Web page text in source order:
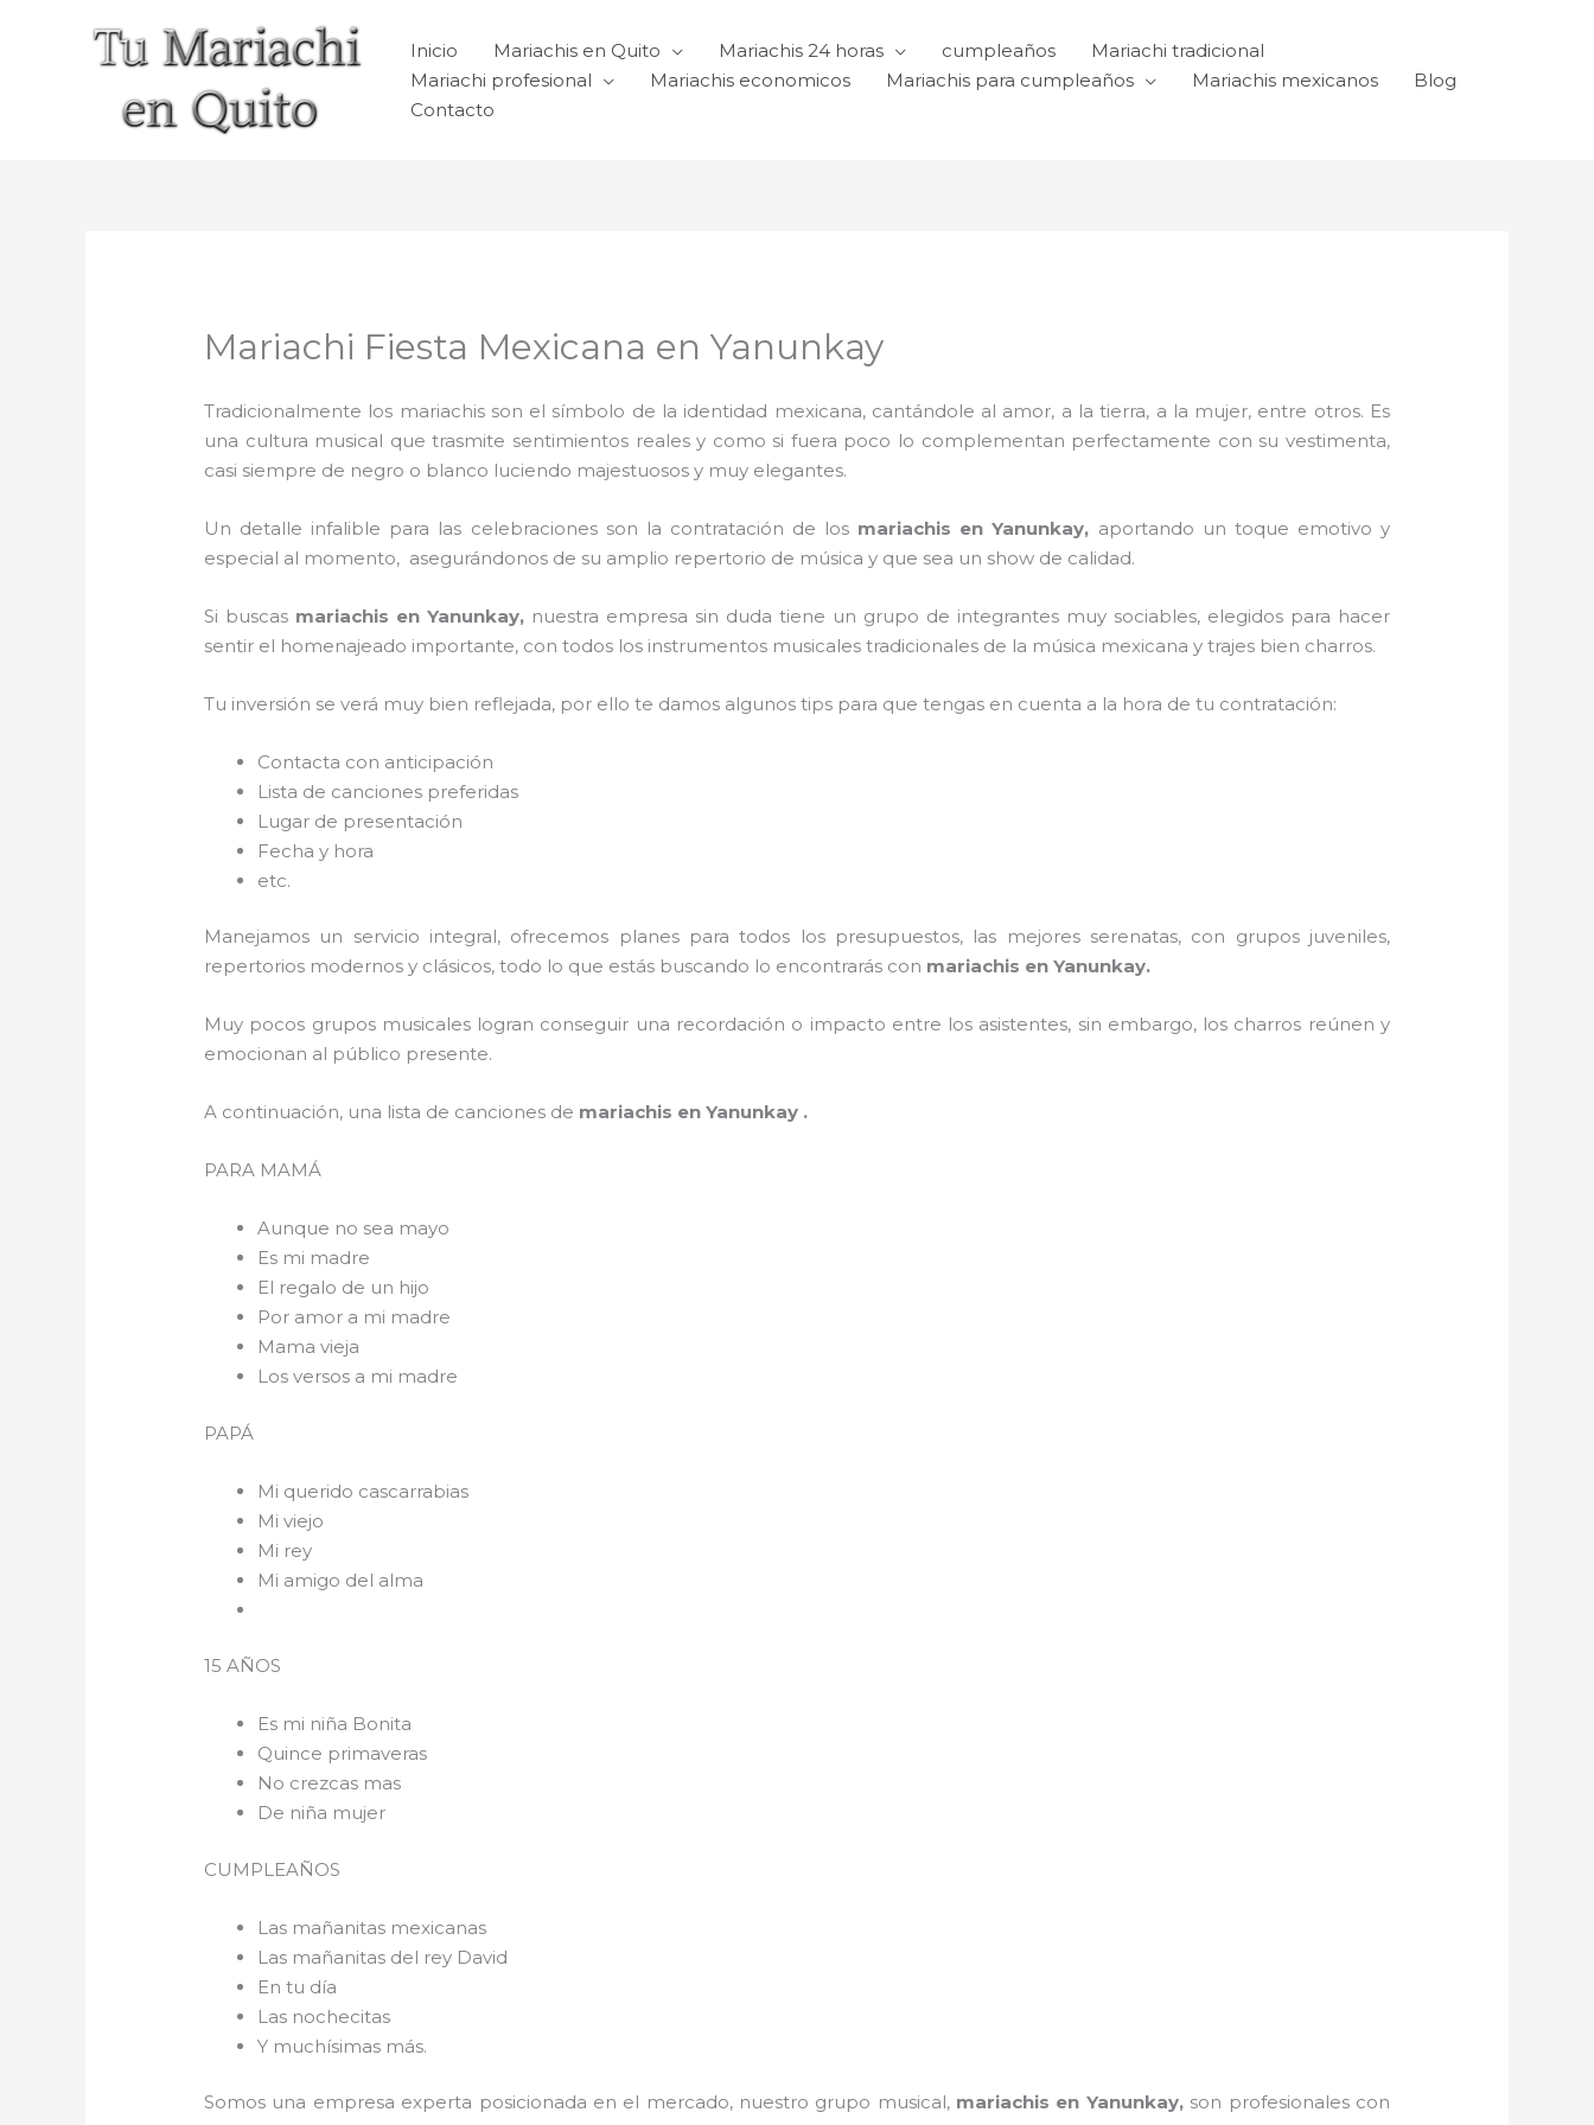
Inicio Mariachis en Quito Mariachis 24 horas cumpleaños
Mariachi tradicional
Mariachi profesional
Mariachis economicos Mariachis para cumpleaños Mariachis mexicanos
Blog
Contacto
Mariachi Fiesta Mexicana en Yanunkay
Tradicionalmente los mariachis son el símbolo de la identidad mexicana, cantándole al amor, a la tierra, a la mujer, entre otros. Es
una cultura musical que trasmite sentimientos reales y como si fuera poco lo complementan perfectamente con su vestimenta,
casi siempre de negro o blanco luciendo majestuosos y muy elegantes.
Un detalle infalible para las celebraciones son la contratación de los mariachis en Yanunkay, aportando un toque emotivo y
especial al momento, asegurándonos de su amplio repertorio de música y que sea un show de calidad.
Si buscas mariachis en Yanunkay, nuestra empresa sin duda tiene un grupo de integrantes muy sociables, elegidos para hacer
sentir el homenajeado importante, con todos los instrumentos musicales tradicionales de la música mexicana y trajes bien charros.
Tu inversión se verá muy bien reflejada, por ello te damos algunos tips para que tengas en cuenta a la hora de tu contratación:
Contacta con anticipación
Lista de canciones preferidas
Lugar de presentación
Fecha y hora
etc.
Manejamos un servicio integral, ofrecemos planes para todos los presupuestos, las mejores serenatas, con grupos juveniles,
repertorios modernos y clásicos, todo lo que estás buscando lo encontrarás con mariachis en Yanunkay.
Muy pocos grupos musicales logran conseguir una recordación o impacto entre los asistentes, sin embargo, los charros reúnen y
emocionan al público presente.
A continuación, una lista de canciones de mariachis en Yanunkay .
PARA MAMÁ
Aunque no sea mayo
Es mi madre
El regalo de un hijo
Por amor a mi madre
Mama vieja
Los versos a mi madre
PAPÁ
Mi querido cascarrabias
Mi viejo
Mi rey
Mi amigo del alma
15 AÑOS
Es mi niña Bonita
Quince primaveras
No crezcas mas
De niña mujer
CUMPLEAÑOS
Las mañanitas mexicanas
Las mañanitas del rey David
En tu día
Las nochecitas
Y muchísimas más.
Somos una empresa experta posicionada en el mercado, nuestro grupo musical, mariachis en Yanunkay, son profesionales con